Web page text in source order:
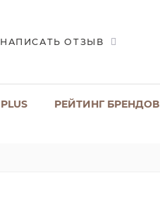
НАПИСАТЬ ОТЗЫВ
PLUS РЕЙТИНГ БРЕНДОВ